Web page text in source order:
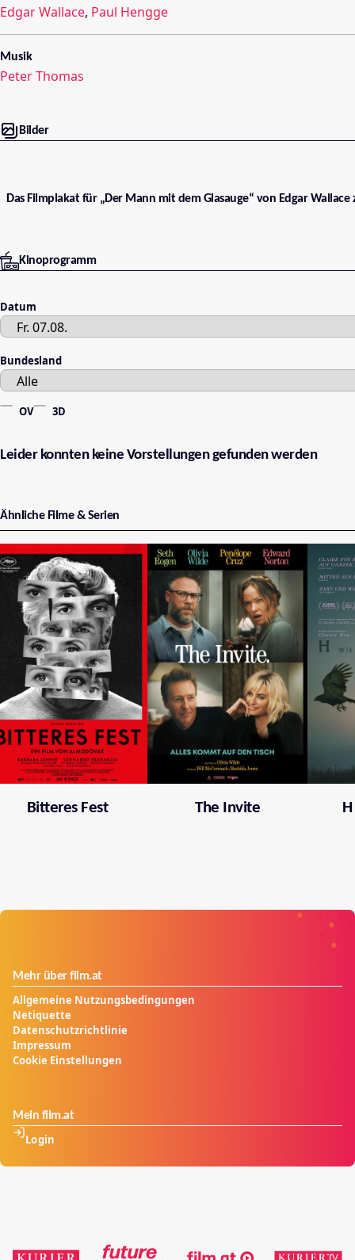
Edgar Wallace, Paul Hengge
Musik
Peter Thomas
Bilder
Das Filmplakat für „Der Mann mit dem Glasauge“ von Edgar
Kinoprogramm
Datum
Bundesland
OV 3D
Leider konnten keine Vorstellungen gefunden werden
Ähnliche Filme & Serien
Bitteres Fest The Invite
Mehr über film.at
Allgemeine Nutzungsbedingungen
Netiquette
Datenschutzrichtlinie
Impressum
Cookie Einstellungen
Mein film.at
Login